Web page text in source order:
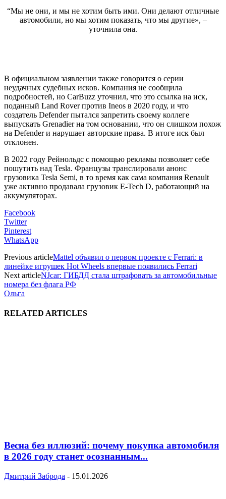
“Мы не они, и мы не хотим быть ими. Они делают отличные
автомобили, но мы хотим показать, что мы другие», –
уточнила она.
В официальном заявлении также говорится о серии
неудачных судебных исков. Компания не сообщила
подробностей, но CarBuzz уточнил, что это ссылка на иск,
поданный Land Rover против Ineos в 2020 году, и что
создатель Defender пытался запретить своему коллеге
выпускать Grenadier на том основании, что он слишком похож
на Defender и нарушает авторские права. В итоге иск был
отклонен.
В 2022 году Рейнольдс с помощью рекламы позволяет себе
пошутить над Tesla. Французы транслировали анонс
грузовика Tesla Semi, в то время как сама компания Renault
уже активно продавала грузовик E-Tech D, работающий на
аккумуляторах.
Facebook
Twitter
Pinterest
WhatsApp
Previous articleMattel объявил о первом проекте с Ferrari: в
линейке игрушек Hot Wheels впервые появились Ferrari
Next articleNJcar: ГИБДД стала штрафовать за автомобильные
номера без флага РФ
Ольга
RELATED ARTICLES
Весна без иллюзий: почему покупка автомобиля
в 2026 году станет осознанным...
Дмитрий Заброда - 15.01.2026